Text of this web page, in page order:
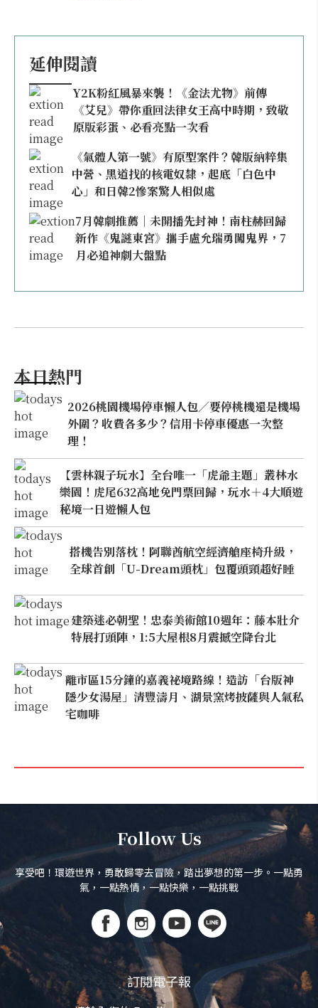
延伸閱讀
Y2K粉紅風暴來襲！《金法尤物》前傳
《艾兒》帶你重回法律女王高中時期，致敬
原版彩蛋、必看亮點一次看
《氣體人第一號》有原型案件？韓版納粹集
中營、黑道找的核電奴隸，起底「白色中
心」和日韓2慘案驚人相似處
7月韓劇推薦｜未開播先封神！南柱赫回歸
新作《鬼謎東宮》攜手盧允瑞勇闖鬼界，7
月必追神劇大盤點
本日熱門
2026桃園機場停車懶人包／要停桃機還是機場
外圍？收費各多少？信用卡停車優惠一次整
理！
【雲林親子玩水】全台唯一「虎爺主題」叢林水
樂園！虎尾632高地免門票回歸，玩水＋4大順遊
秘境一日遊懶人包
搭機告別落枕！阿聯酋航空經濟艙座椅升級，
全球首創「U-Dream頭枕」包覆頭頸超好睡
建築迷必朝聖！忠泰美術館10週年：藤本壯介
特展打頭陣，1:5大屋根8月震撼空降台北
離市區15分鐘的嘉義祕境路線！造訪「台版神
隱少女湯屋」清豐濤月、湖景窯烤披薩與人氣私
宅咖啡
Follow Us
享受吧！環遊世界，勇敢歸零去冒險，踏出夢想的第一步。一點勇
氣，一點熱情，一點快樂，一點挑戰
訂閱電子報